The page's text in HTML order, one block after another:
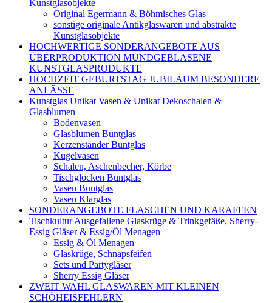
Kunstglasobjekte
Original Egermann & Böhmisches Glas
sonstige originale Antikglaswaren und abstrakte
Kunstglasobjekte
HOCHWERTIGE SONDERANGEBOTE AUS
ÜBERPRODUKTION MUNDGEBLASENE
KUNSTGLASPRODUKTE
HOCHZEIT GEBURTSTAG JUBILÄUM BESONDERE
ANLÄSSE
Kunstglas Unikat Vasen & Unikat Dekoschalen &
Glasblumen
Bodenvasen
Glasblumen Buntglas
Kerzenständer Buntglas
Kugelvasen
Schalen, Aschenbecher, Körbe
Tischglocken Buntglas
Vasen Buntglas
Vasen Klarglas
SONDERANGEBOTE FLASCHEN UND KARAFFEN
Tischkultur Ausgefallene Glaskrüge & Trinkgefäße, Sherry-
Essig Gläser & Essig/Öl Menagen
Essig & Öl Menagen
Glaskrüge, Schnapsfeifen
Sets und Partygläser
Sherry Essig Gläser
ZWEIT WAHL GLASWAREN MIT KLEINEN
SCHÖHEISFEHLERN